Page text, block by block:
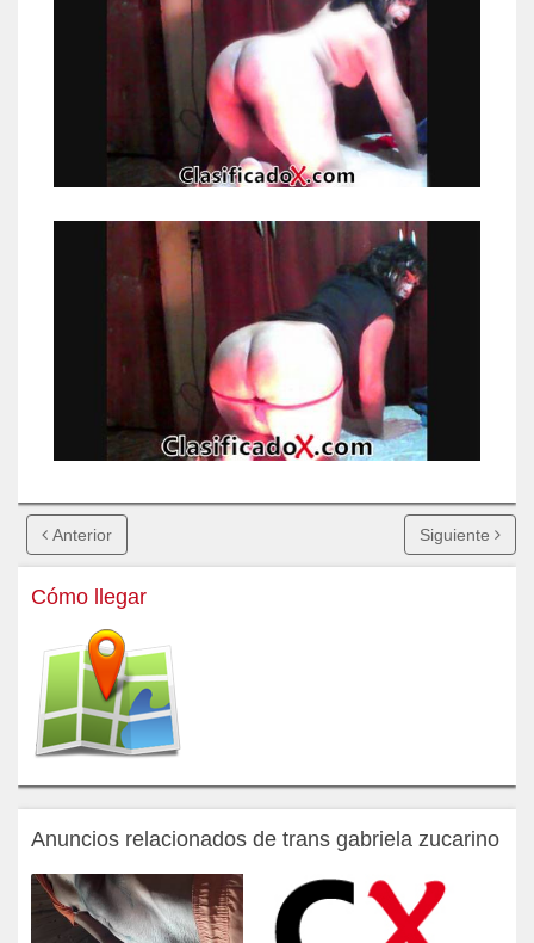
Anterior Siguiente
Cómo llegar
Anuncios relacionados de trans gabriela zucarino